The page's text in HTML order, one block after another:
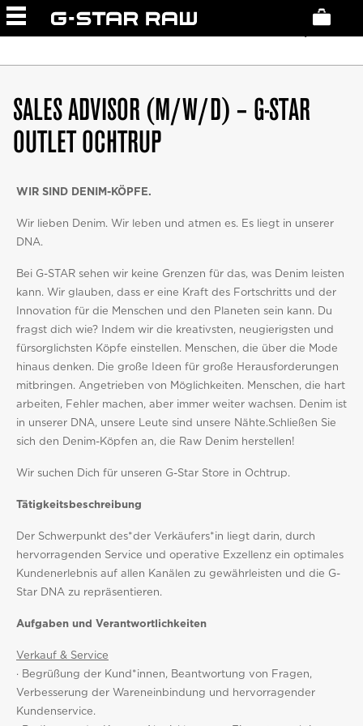
SALES ADVISOR (M/W/D) – G-STAR
OUTLET OCHTRUP
WIR SIND DENIM-KÖPFE.
Wir lieben Denim. Wir leben und atmen es. Es liegt in unserer
DNA.
Bei G-STAR sehen wir keine Grenzen für das, was Denim leisten
kann. Wir glauben, dass er eine Kraft des Fortschritts und der
Innovation für die Menschen und den Planeten sein kann. Du
fragst dich wie? Indem wir die kreativsten, neugierigsten und
fürsorglichsten Köpfe einstellen. Menschen, die über die Mode
hinaus denken. Die große Ideen für große Herausforderungen
mitbringen. Angetrieben von Möglichkeiten. Menschen, die hart
arbeiten, Fehler machen, aber immer weiter wachsen. Denim ist
in unserer DNA, unsere Leute sind unsere Nähte.Schließen Sie
sich den Denim-Köpfen an, die Raw Denim herstellen!
Wir suchen Dich für unseren G-Star Store in Ochtrup.
Tätigkeitsbeschreibung
Der Schwerpunkt des*der Verkäufers*in liegt darin, durch
hervorragenden Service und operative Exzellenz ein optimales
Kundenerlebnis auf allen Kanälen zu gewährleisten und die G-
Star DNA zu repräsentieren.
Aufgaben und Verantwortlichkeiten
Verkauf & Service
· Begrüßung der Kund*innen, Beantwortung von Fragen,
Verbesserung der Wareneinbindung und hervorragender
Kundenservice.